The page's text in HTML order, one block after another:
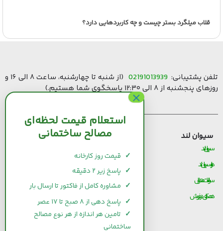
قلاب میلگرد بستر چیست و چه کاربردهایی دارد؟
تلفن پشتیبانی: 02191013939
(از شنبه تا چهارشنبه، ساعت ۸ الی ۱۶ و
روزهای پنجشنبه از ۸ الی ۱۲:۳۰ پاسخگوی شما هستیم.)
سیوان لند
سیوان لند
درباره سیوان لند
سوالات متداول
همکاری در فروش
قیمت مصالح ساختمانی
قیمت و خرید کاشی و سرامیک
قیمت و خرید آجر
قیمت و خرید گچ
قیمت و خرید شیرآلات
استعلام قیمت لحظه‌ای
مصالح ساختمانی
✓ قیمت روز کارخانه
✓ پاسخ زیر ۲ دقیقه
✓ مشاوره کامل از فاکتور تا ارسال بار
✓ پاسخ دهی از ۸ صبح تا ۱۷ عصر
✓ تامین هر اندازه از هر نوع مصالح
ساختمانی